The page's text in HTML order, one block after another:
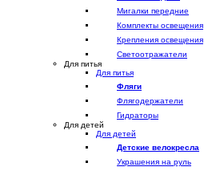
Мигалки передние
Комплекты освещения
Крепления освещения
Светоотражатели
Для питья
Для питья
Фляги
Флягодержатели
Гидраторы
Для детей
Для детей
Детские велокресла
Украшения на руль